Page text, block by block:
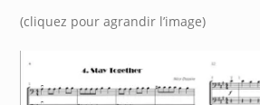
(cliquez pour agrandir l’image)